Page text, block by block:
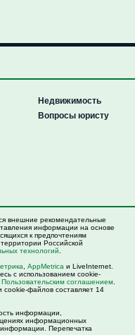
Недвижимость
Вопросы юристу
внешние рекомендательные
информации на основе
к предпочтениям
Российской
технологий
AppMetrica и LiveInternet.
с использованием cookie-
Пользовательским соглашением
файлов составляет 14
информации,
информационных
информации. Перепечатка